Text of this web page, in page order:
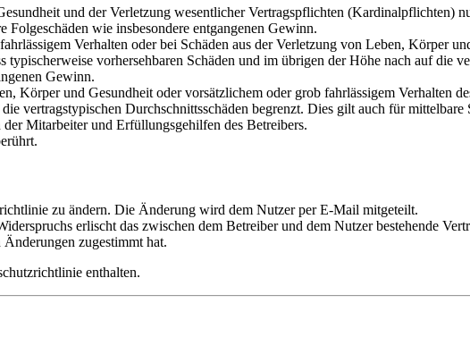
und der Verletzung wesentlicher Vertragspflichten (Kardinalpflichten)
wie insbesondere entgangenen Gewinn.
Verhalten oder bei Schäden aus der Verletzung von Leben, Körper
vorhersehbaren Schäden und im übrigen der Höhe nach auf die
Gewinn.
Körper und Gesundheit oder vorsätzlichem oder grob fahrlässigem Verhalten
vertragstypischen Durchschnittsschäden begrenzt. Dies gilt auch für mittelbare
Mitarbeiter und Erfüllungsgehilfen des Betreibers.
zu ändern. Die Änderung wird dem Nutzer per E-Mail mitgeteilt.
erlischt das zwischen dem Betreiber und dem Nutzer bestehende
zugestimmt hat.
enthalten.